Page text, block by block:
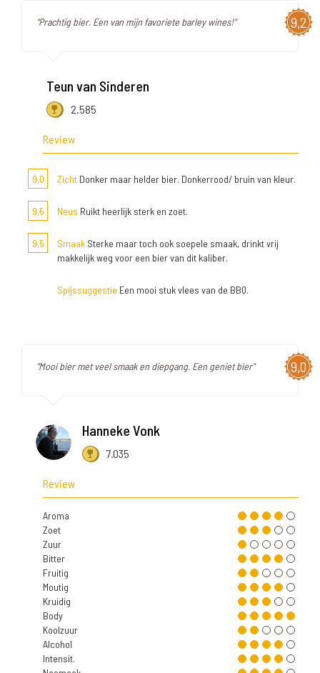
9,2
"Prachtig bier. Een van mijn favoriete barley wines!"
Teun van Sinderen
2.585
Review
9,0 Zicht Donker maar helder bier. Donkerrood/ bruin van kleur.
9,5 Neus Ruikt heerlijk sterk en zoet.
9,5 Smaak Sterke maar toch ook soepele smaak, drinkt vrij
makkelijk weg voor een bier van dit kaliber.
Spijssuggestie Een mooi stuk vlees van de BBQ.
9,0
"Mooi bier met veel smaak en diepgang. Een geniet bier"
Hanneke Vonk
7.035
Review
Aroma
Zoet
Zuur
Bitter
Fruitig
Moutig
Kruidig
Body
Koolzuur
Alcohol
Intensit.